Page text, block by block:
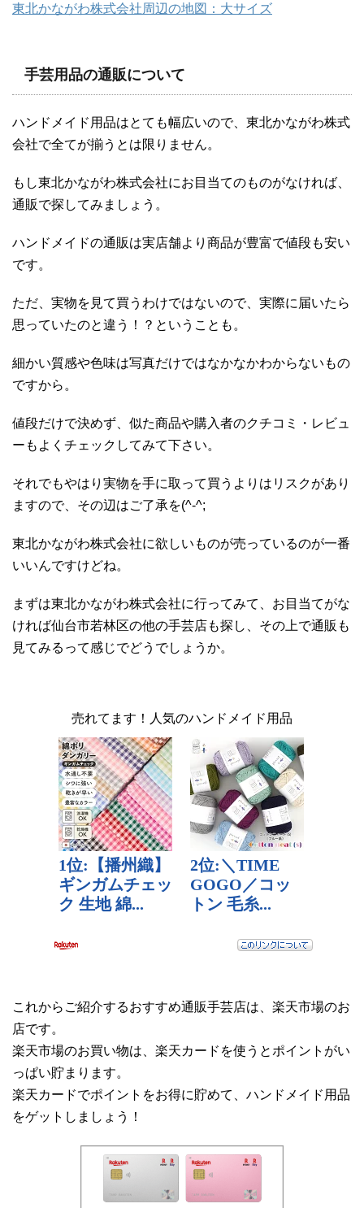
東北かながわ株式会社周辺の地図：大サイズ
手芸用品の通販について
ハンドメイド用品はとても幅広いので、東北かながわ株式
会社で全てが揃うとは限りません。
もし東北かながわ株式会社にお目当てのものがなければ、
通販で探してみましょう。
ハンドメイドの通販は実店舗より商品が豊富で値段も安い
です。
ただ、実物を見て買うわけではないので、実際に届いたら
思っていたのと違う！？ということも。
細かい質感や色味は写真だけではなかなかわからないもの
ですから。
値段だけで決めず、似た商品や購入者のクチコミ・レビュ
ーもよくチェックしてみて下さい。
それでもやはり実物を手に取って買うよりはリスクがあり
ますので、その辺はご了承を(^-^;
東北かながわ株式会社に欲しいものが売っているのが一番
いいんですけどね。
まずは東北かながわ株式会社に行ってみて、お目当てがな
ければ仙台市若林区の他の手芸店も探し、その上で通販も
見てみるって感じでどうでしょうか。
売れてます！人気のハンドメイド用品
これからご紹介するおすすめ通販手芸店は、楽天市場のお
店です。
楽天市場のお買い物は、楽天カードを使うとポイントがい
っぱい貯まります。
楽天カードでポイントをお得に貯めて、ハンドメイド用品
をゲットしましょう！